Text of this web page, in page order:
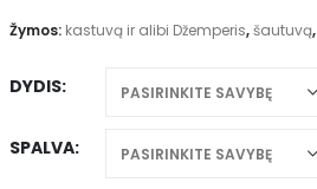
Žymos: kastuvą ir alibi Džemperis,šautuvą,
DYDIS
SPALVA